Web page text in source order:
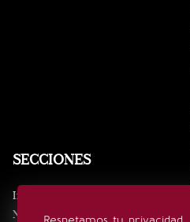
SECCIONES
Inicio
Noticias